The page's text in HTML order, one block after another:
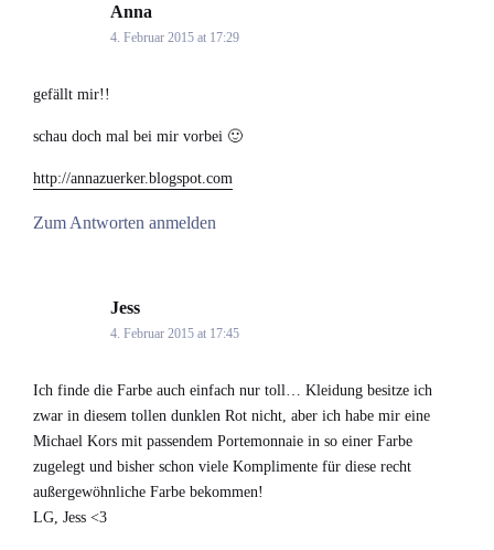
Anna
4. Februar 2015 at 17:29
gefällt mir!!
schau doch mal bei mir vorbei 🙂
http://annazuerker.blogspot.com
Zum Antworten anmelden
Jess
4. Februar 2015 at 17:45
Ich finde die Farbe auch einfach nur toll… Kleidung besitze ich
zwar in diesem tollen dunklen Rot nicht, aber ich habe mir eine
Michael Kors mit passendem Portemonnaie in so einer Farbe
zugelegt und bisher schon viele Komplimente für diese recht
außergewöhnliche Farbe bekommen!
LG, Jess <3